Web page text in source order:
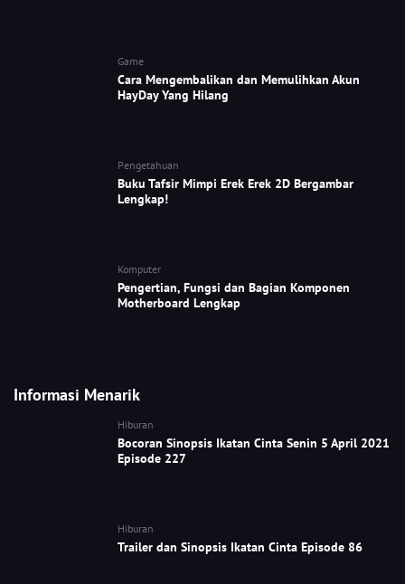
Game
Cara Mengembalikan dan Memulihkan Akun
HayDay Yang Hilang
Pengetahuan
Buku Tafsir Mimpi Erek Erek 2D Bergambar
Lengkap!
Komputer
Pengertian, Fungsi dan Bagian Komponen
Motherboard Lengkap
Informasi Menarik
Hiburan
Bocoran Sinopsis Ikatan Cinta Senin 5 April 2021
Episode 227
Hiburan
Trailer dan Sinopsis Ikatan Cinta Episode 86